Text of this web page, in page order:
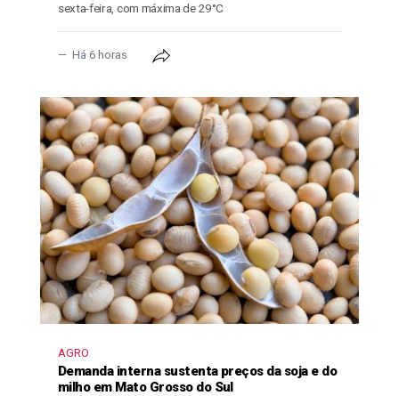
sexta-feira, com máxima de 29°C
Há 6 horas
AGRO
Demanda interna sustenta preços da soja e do
milho em Mato Grosso do Sul